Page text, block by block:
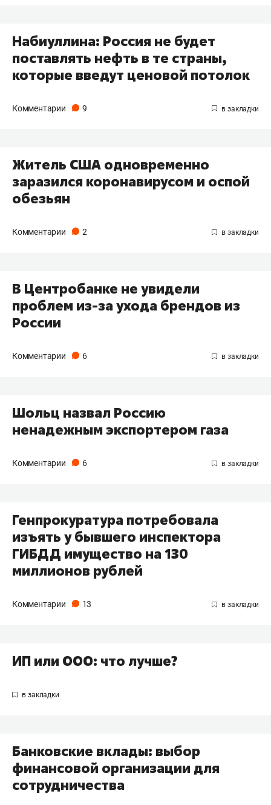
Набиуллина: Россия не будет
поставлять нефть в те страны,
которые введут ценовой потолок
Комментарии 9
Житель США одновременно
заразился коронавирусом и оспой
обезьян
Комментарии 2
В Центробанке не увидели
проблем из-за ухода брендов из
России
Комментарии 6
Шольц назвал Россию
ненадежным экспортером газа
Комментарии 6
Генпрокуратура потребовала
изъять у бывшего инспектора
ГИБДД имущество на 130
миллионов рублей
Комментарии 13
ИП или ООО: что лучше?
Банковские вклады: выбор
финансовой организации для
сотрудничества